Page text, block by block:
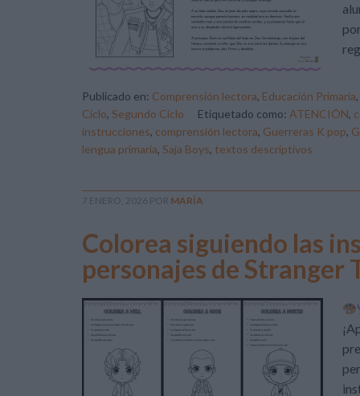
Publicado en: Comprensión lectora, Educación Primaria,
Ciclo, Segundo Ciclo Etiquetado como: ATENCIÓN,
instrucciones, comprensión lectora, Guerreras K pop,
lengua primaria, Saja Boys, textos descriptivos
7 ENERO, 2026 POR MARÍA
Colorea siguiendo las
personajes de Stranger